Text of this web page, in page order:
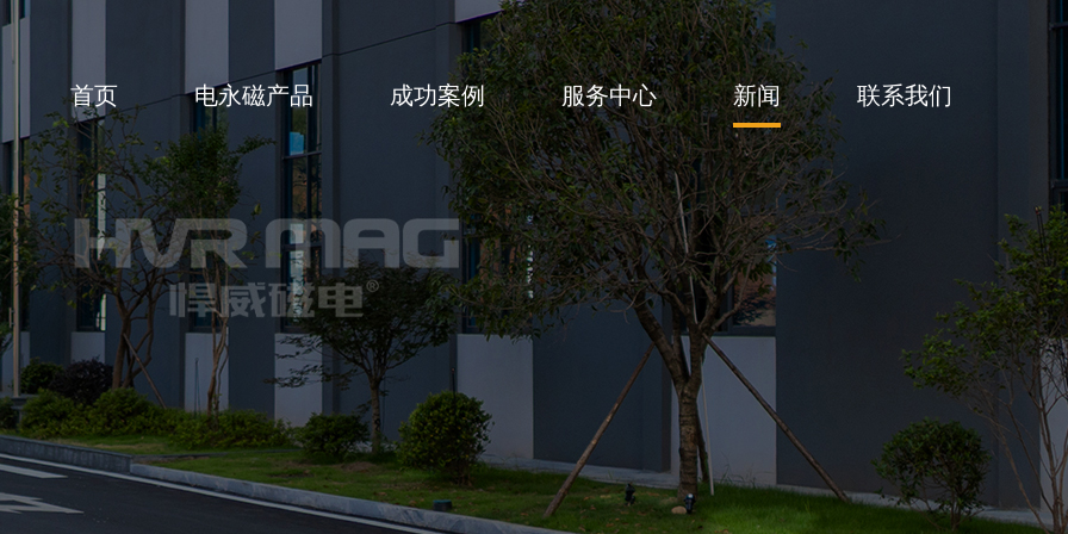
首页 电永磁产品 成功案例 服务中心 新闻 联系我们